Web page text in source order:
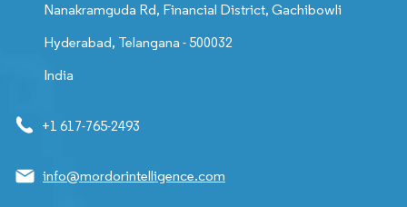
Nanakramguda Rd, Financial District, Gachibowli
Hyderabad, Telangana - 500032
India
+1 617-765-2493
info@mordorintelligence.com